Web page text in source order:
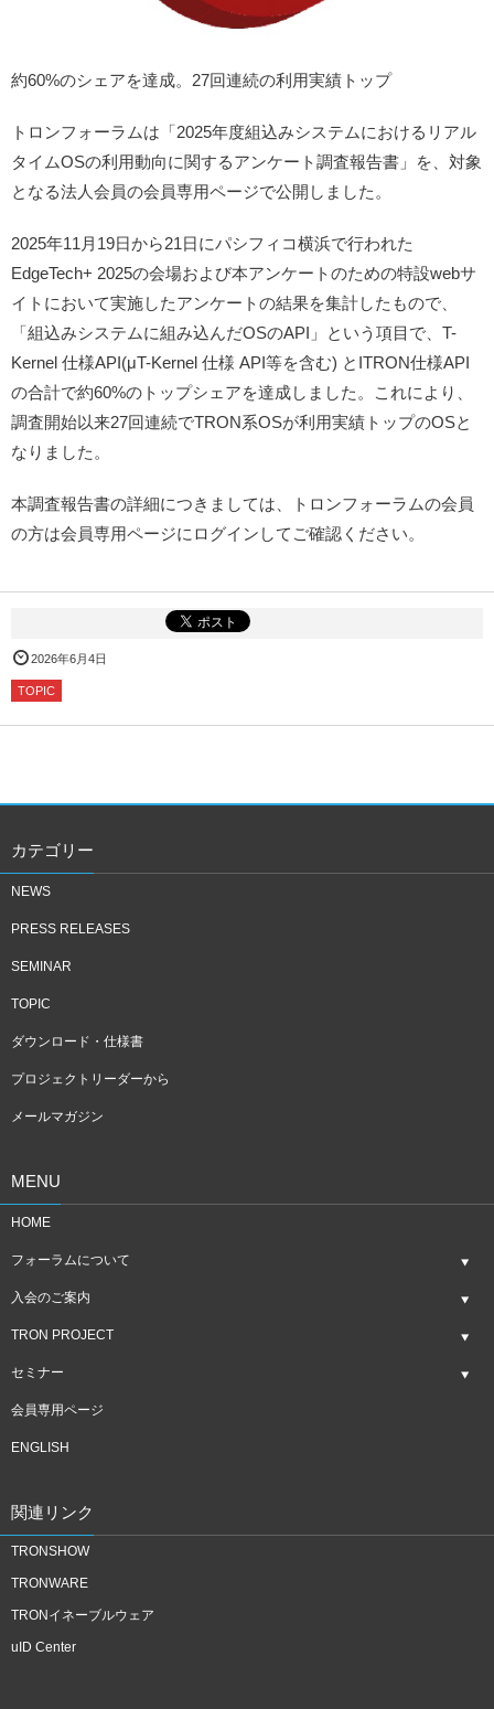
約60%のシェアを達成。27回連続の利用実績トップ
トロンフォーラムは「2025年度組込みシステムにおけるリアル
タイムOSの利用動向に関するアンケート調査報告書」を、対象
となる法人会員の会員専用ページで公開しました。
2025年11月19日から21日にパシフィコ横浜で行われた
EdgeTech+ 2025の会場および本アンケートのための特設webサ
イトにおいて実施したアンケートの結果を集計したもので、
「組込みシステムに組み込んだOSのAPI」という項目で、T-
Kernel 仕様API(μT-Kernel 仕様 API等を含む) とITRON仕様API
の合計で約60%のトップシェアを達成しました。これにより、
調査開始以来27回連続でTRON系OSが利用実績トップのOSと
なりました。
本調査報告書の詳細につきましては、トロンフォーラムの会員
の方は会員専用ページにログインしてご確認ください。
2026年6月4日
TOPIC
カテゴリー
NEWS
PRESS RELEASES
SEMINAR
TOPIC
ダウンロード・仕様書
プロジェクトリーダーから
メールマガジン
MENU
HOME
フォーラムについて
入会のご案内
TRON PROJECT
セミナー
会員専用ページ
ENGLISH
関連リンク
TRONSHOW
TRONWARE
TRONイネーブルウェア
uID Center